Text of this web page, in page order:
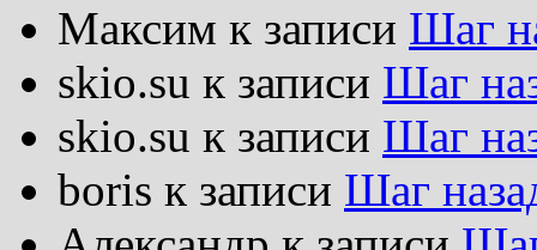
Максим к записи Шаг
skio.su к записи Шаг
skio.su к записи Шаг
boris к записи Шаг